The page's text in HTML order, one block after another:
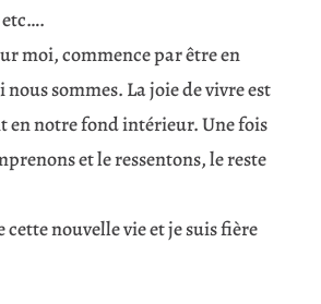
moi, commence par être en
nous sommes. La joie de vivre est
en notre fond intérieur. Une fois
et le ressentons, le reste
cette nouvelle vie et je suis fière